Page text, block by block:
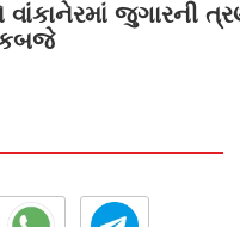
વાંકાનેરમાં જુગારની
કબજે